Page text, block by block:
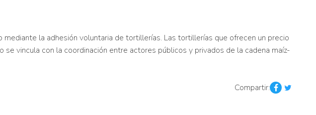
la adhesión voluntaria de tortillerías. Las tortillerías que ofrecen un precio
vincula con la coordinación entre actores públicos y privados de la cadena maíz-
Compartir: